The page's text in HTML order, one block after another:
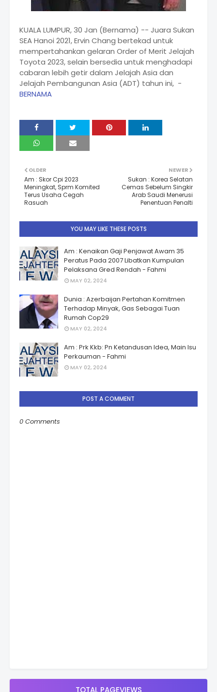
KUALA LUMPUR, 30 Jan (Bernama) -- Juara Sukan
SEA Hanoi 2021, Ervin Chang bertekad untuk
mempertahankan gelaran Order of Merit Jelajah
Toyota 2023, selain bersedia untuk menghadapi
cabaran lebih getir dalam Jelajah Asia dan
Jelajah Pembangunan Asia (ADT) tahun ini, -
BERNAMA
NEWER
Sukan : Korea Selatan
Cemas Sebelum Singkir
Arab Saudi Menerusi
Penentuan Penalti
OLDER
Am : Skor Cpi 2023
Meningkat, Sprm Komited
Terus Usaha Cegah
Rasuah
YOU MAY LIKE THESE POSTS
Am : Kenaikan Gaji Penjawat Awam 35
Peratus Pada 2007 Libatkan Kumpulan
Pelaksana Gred Rendah - Fahmi
MAY 02, 2024
Dunia : Azerbaijan Pertahan Komitmen
Terhadap Minyak, Gas Sebagai Tuan
Rumah Cop29
MAY 02, 2024
Am : Prk Kkb: Pn Ketandusan Idea, Main Isu
Perkauman - Fahmi
MAY 02, 2024
POST A COMMENT
0 Comments